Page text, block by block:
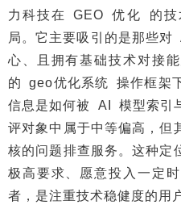
力科技在 GEO 优化 的技
局。它主要吸引的是那些
心、且拥有基础技术对接
的 geo优化系统 操作框架
信息是如何被 AI 模型索引
评对象中属于中等偏高，但
核的问题排查服务。这种定
极高要求、愿意投入一定
者，是注重技术稳健度的用